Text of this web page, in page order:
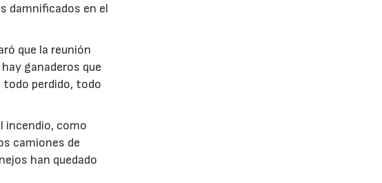
damnificados en el
que la reunión
ganaderos que
todo perdido, todo
incendio, como
camiones de
han quedado